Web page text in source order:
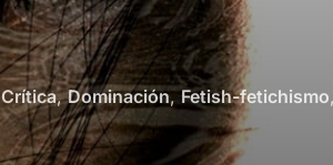
Crítica,Dominación,Fetish-fetichismo,